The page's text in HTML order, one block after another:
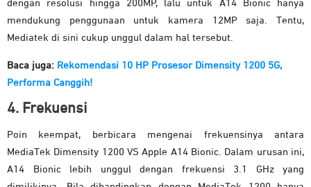
dengan resolusi hingga 200MP, lalu untuk A14 Bionic hanya
mendukung penggunaan untuk kamera 12MP saja. Tentu,
Mediatek di sini cukup unggul dalam hal tersebut.
Baca juga: Rekomendasi 10 HP Prosesor Dimensity 1200 5G,
Performa Canggih!
4. Frekuensi
Poin keempat, berbicara mengenai frekuensinya antara
MediaTek Dimensity 1200 VS Apple A14 Bionic. Dalam urusan ini,
A14 Bionic lebih unggul dengan frekuensi 3.1 GHz yang